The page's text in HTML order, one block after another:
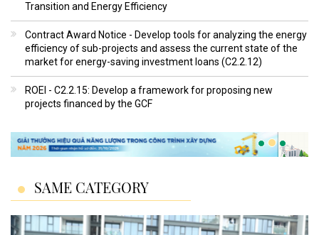
Transition and Energy Efficiency
Contract Award Notice - Develop tools for analyzing the energy
efficiency of sub-projects and assess the current state of the
market for energy-saving investment loans (C2.2.12)
ROEI - C2.2.15: Develop a framework for proposing new
projects financed by the GCF
SAME CATEGORY